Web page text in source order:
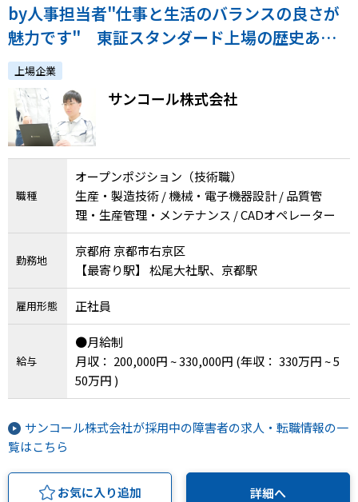
by人事担当者"仕事と生活のバランスの良さが
魅力です" 東証スタンダード上場の歴史ある
精密部品メーカーで技術職として働きません
か？【正社員】
上場企業
サンコール株式会社
職種
オープンポジション（技術職）
生産・製造技術 / 機械・電子機器設計 / 品質管
理・生産管理・メンテナンス / CADオペレーター
勤務地
京都府 京都市右京区
【最寄り駅】 松尾大社駅、京都駅
雇用形態 正社員
給与
●月給制
月収： 200,000円 ~ 330,000円 (年収： 330万円 ~ 5
50万円 )
サンコール株式会社が採用中の障害者の求人・転職情報の一
覧はこちら
お気に入り追加 詳細へ